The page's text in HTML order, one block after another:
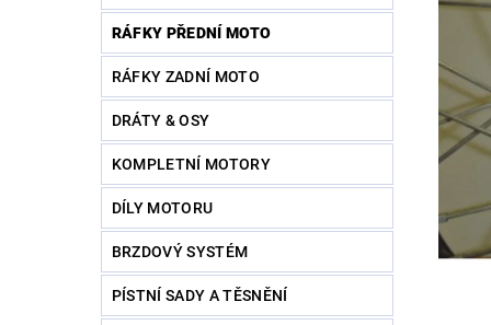
RÁFKY PŘEDNÍ MOTO
RÁFKY ZADNÍ MOTO
DRÁTY & OSY
KOMPLETNÍ MOTORY
DÍLY MOTORU
BRZDOVÝ SYSTÉM
PÍSTNÍ SADY A TĚSNĚNÍ